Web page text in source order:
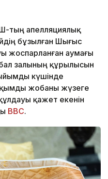
тың апелляциялық
бұзылған Шығыс
жоспарланған аумағы
залының құрылысын
күшінде
жобаны жүзеге
қажет екенін
BBC.